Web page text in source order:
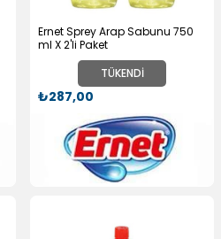
TÜKENDI
Ernet Sprey Arap Sabunu 750
ml X 2'li Paket
₺287,00